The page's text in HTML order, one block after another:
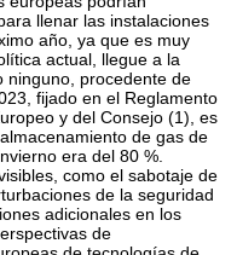
llenar las instalaciones
año, ya que es muy
actual, llegue a la
ninguno, procedente de
fijado en el Reglamento
y del Consejo(1), es
de gas de
era del 80 %.
como el sabotaje de
de la seguridad
adicionales en los
de